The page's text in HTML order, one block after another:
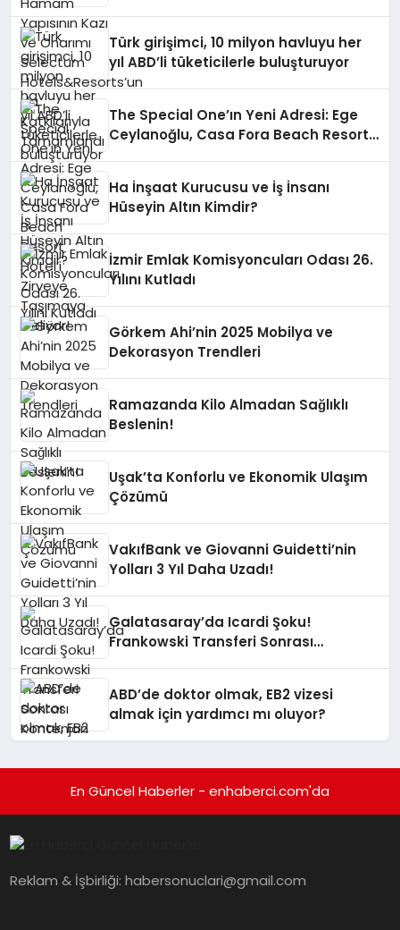
Türk girişimci, 10 milyon havluyu her
yıl ABD’li tüketicilerle buluşturuyor
The Special One’ın Yeni Adresi: Ege
Ceylanoğlu, Casa Fora Beach Resort
Ha İnşaat Kurucusu ve İş İnsanı
Hüseyin Altın Kimdir?
İzmir Emlak Komisyoncuları Odası 26.
Yılını Kutladı
Görkem Ahi’nin 2025 Mobilya ve
Dekorasyon Trendleri
Ramazanda Kilo Almadan Sağlıklı
Beslenin!
Uşak’ta Konforlu ve Ekonomik Ulaşım
Çözümü
VakıfBank ve Giovanni Guidetti’nin
Yolları 3 Yıl Daha Uzadı!
Galatasaray’da Icardi Şoku!
Frankowski Transferi Sonrası
ABD’de doktor olmak, EB2 vizesi
almak için yardımcı mı oluyor?
En Güncel Haberler - enhaberci.com'da
Reklam & İşbirliği:habersonuclari@gmail.com